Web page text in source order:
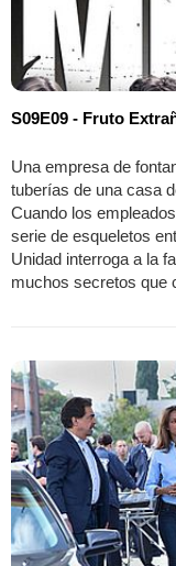
S09E09 - Fruto
Una empresa de
tuberías de una casa
Cuando los
serie de esqueletos
Unidad interroga a la
muchos secretos que